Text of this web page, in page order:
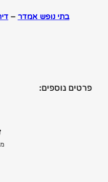
בתי נופש אמדר –
פרטים נוספים: